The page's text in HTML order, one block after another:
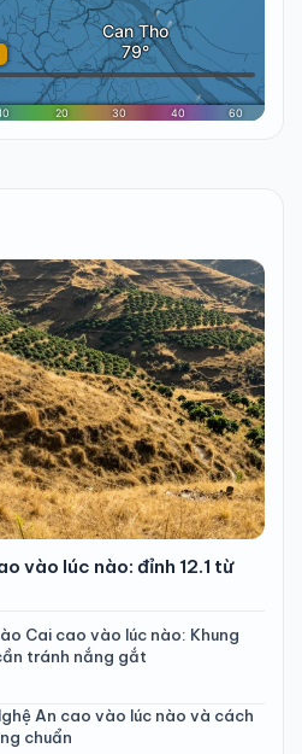
vào lúc nào: đỉnh 12.1 từ
Cai cao vào lúc nào: Khung
tránh nắng gắt
An cao vào lúc nào và cách
chuẩn